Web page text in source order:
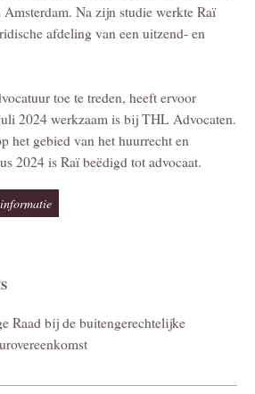
Na zijn studie werkte Raï
afdeling van een uitzend- en
toe te treden, heeft ervoor
2024 werkzaam is bij THL Advocaten.
het gebied van het huurrecht en
2024 is Raï beëdigd tot advocaat.
Raad bij de buitengerechtelijke